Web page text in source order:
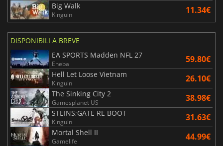
Big Walk
Kinguin 11.34€
DISPONIBILI A BREVE
EA SPORTS Madden NFL 27
Eneba 59.80€
Hell Let Loose Vietnam
Kinguin 26.10€
The Sinking City 2
Gamesplanet US 38.98€
STEINS;GATE RE BOOT
Kinguin 31.63€
Mortal Shell II
Gamelife 44.99€